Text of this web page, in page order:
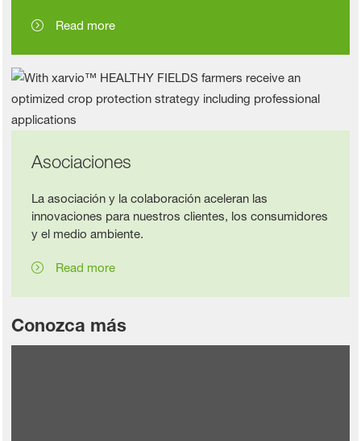
Read more
Asociaciones
La asociación y la colaboración aceleran las
innovaciones para nuestros clientes, los consumidores
y el medio ambiente.
Read more
Conozca más